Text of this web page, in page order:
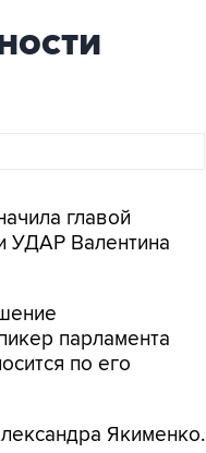
главой
УДАР Валентина
парламента
по его
Якименко.